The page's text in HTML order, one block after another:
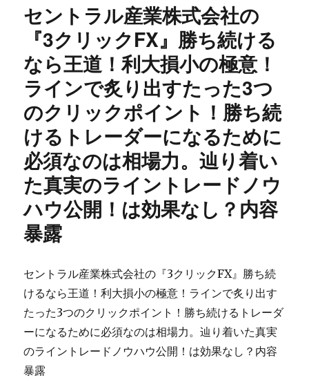
セントラル産業株式会社の
『3クリックFX』勝ち続ける
なら王道！利大損小の極意！
ラインで炙り出すたった3つ
のクリックポイント！勝ち続
けるトレーダーになるために
必須なのは相場力。辿り着い
た真実のライントレードノウ
ハウ公開！は効果なし？内容
暴露
セントラル産業株式会社の『3クリックFX』勝ち続
けるなら王道！利大損小の極意！ラインで炙り出す
たった3つのクリックポイント！勝ち続けるトレーダ
ーになるために必須なのは相場力。辿り着いた真実
のライントレードノウハウ公開！は効果なし？内容
暴露